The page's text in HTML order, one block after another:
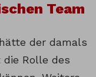
Team
der damals
Rolle des